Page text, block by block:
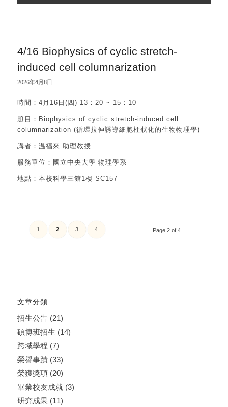
4/16 Biophysics of cyclic stretch-
induced cell columnarization
2026年4月8日
時間：4月16日(四) 13：20 ~ 15：10
題目：Biophysics of cyclic stretch-induced cell
columnarization (循環拉伸誘導細胞柱狀化的生物物理學)
講者：温福來 助理教授
服務單位：國立中央大學 物理學系
地點：本校科學三館1樓 SC157
Page 2 of 4
1 2 3 4
文章分類
招生公告(21)
碩博班招生 (14)
跨域學程 (7)
榮譽事蹟(33)
榮獲獎項(20)
畢業校友成就(3)
研究成果(11)